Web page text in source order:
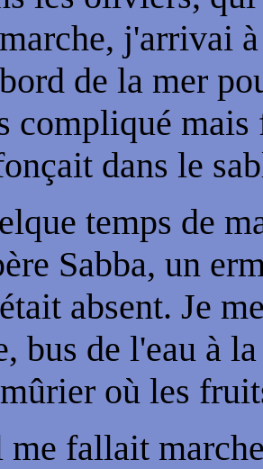
j'arrivai
de la mer
compliqué
dans le
temps de
Sabba, un
absent. Je
bus de l'eau à
où les
fallait